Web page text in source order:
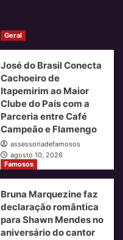
Geral
José do Brasil Conecta
Cachoeiro de
Itapemirim ao Maior
Clube do País com a
Parceria entre Café
Campeão e Flamengo
assessoriadefamosos
agosto 10, 2026
Famosos
Bruna Marquezine faz
declaração romântica
para Shawn Mendes no
aniversário do cantor